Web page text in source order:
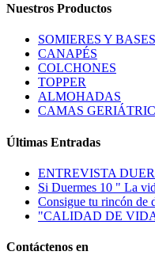
Nuestros Productos
SOMIERES Y BASES
CANAPÉS
COLCHONES
TOPPER
ALMOHADAS
CAMAS
Últimas Entradas
ENTREVISTA
Si Duermes 10 " La
Consigue tu rincón de
"CALIDAD DE
Contáctenos en